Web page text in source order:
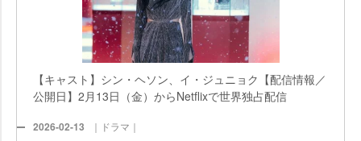
【キャスト】シン・ヘソン、イ・ジュニョク【配信情報／
公開日】2月13日（金）からNetflixで世界独占配信
2026-02-13 ｜ドラマ｜